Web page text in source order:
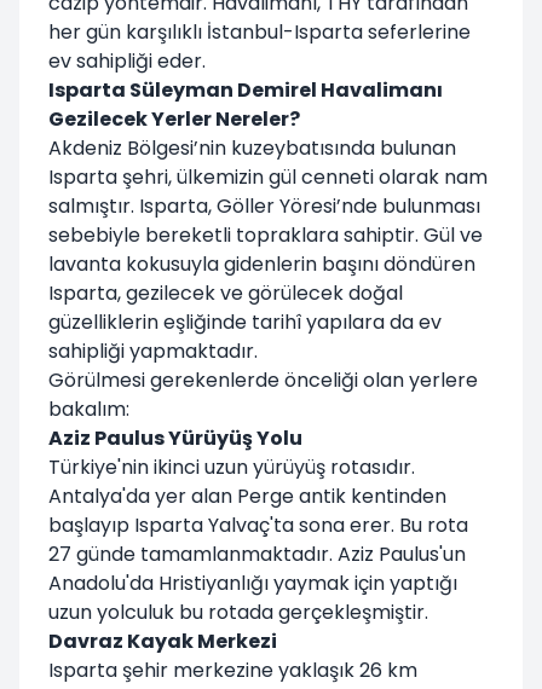
her gün karşılıklı İstanbul-Isparta seferlerine
ev sahipliği eder.
Isparta Süleyman Demirel Havalimanı
Gezilecek Yerler Nereler?
Akdeniz Bölgesi’nin kuzeybatısında bulunan
Isparta şehri, ülkemizin gül cenneti olarak nam
salmıştır. Isparta, Göller Yöresi’nde bulunması
sebebiyle bereketli topraklara sahiptir. Gül ve
lavanta kokusuyla gidenlerin başını döndüren
Isparta, gezilecek ve görülecek doğal
güzelliklerin eşliğinde tarihî yapılara da ev
sahipliği yapmaktadır.
Görülmesi gerekenlerde önceliği olan yerlere
bakalım:
Aziz Paulus Yürüyüş Yolu
Türkiye'nin ikinci uzun yürüyüş rotasıdır.
Antalya'da yer alan Perge antik kentinden
başlayıp Isparta Yalvaç'ta sona erer. Bu rota
27 günde tamamlanmaktadır. Aziz Paulus'un
Anadolu'da Hristiyanlığı yaymak için yaptığı
uzun yolculuk bu rotada gerçekleşmiştir.
Davraz Kayak Merkezi
Isparta şehir merkezine yaklaşık 26 km